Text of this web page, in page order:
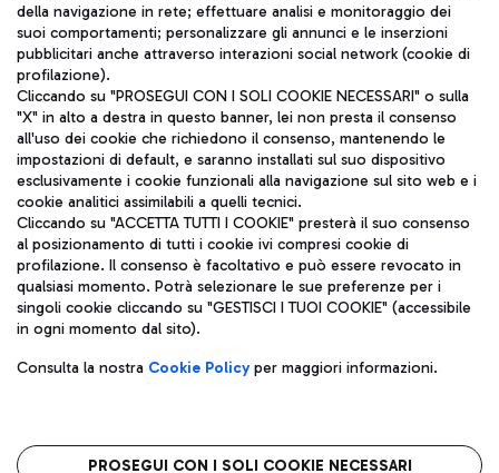
ITA
Aeroporti di Roma S.p.A. - Società soggetta a direzione e
coordinamento di Mundys S.p.A.
Codice fiscale e Registro delle Imprese di Roma 13032990155 P.
IVA 06572251004
Capitale sociale 62.224.743,00 int. vers.
Sede legale: Via Pier Paolo Racchetti 1 - 00054 Fiumicino (RM)
telefono +39 06 65951
Privacy policy
Note legali
Roma FCO
L'aeroporto stellato
della navigazione in rete; effettuare analisi e monitoraggio dei
suoi comportamenti; personalizzare gli annunci e le inserzioni
pubblicitari anche attraverso interazioni social network (cookie di
profilazione).
Cliccando su "PROSEGUI CON I SOLI COOKIE NECESSARI" o sulla
"X" in alto a destra in questo banner, lei non presta il consenso
all'uso dei cookie che richiedono il consenso, mantenendo le
impostazioni di default, e saranno installati sul suo dispositivo
esclusivamente i cookie funzionali alla navigazione sul sito web e i
cookie analitici assimilabili a quelli tecnici.
Cliccando su "ACCETTA TUTTI I COOKIE" presterà il suo consenso
al posizionamento di tutti i cookie ivi compresi cookie di
profilazione. Il consenso è facoltativo e può essere revocato in
qualsiasi momento. Potrà selezionare le sue preferenze per i
singoli cookie cliccando su "GESTISCI I TUOI COOKIE" (accessibile
in ogni momento dal sito).
Consulta la nostra Cookie Policyper maggiori informazioni.
PROSEGUI CON I SOLI COOKIE NECESSARI